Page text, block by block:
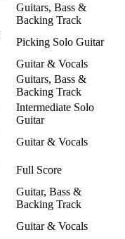
Guitars, Bass &
Backing Track
Picking Solo Guitar
Guitar & Vocals
Guitars, Bass &
Backing Track
Intermediate Solo
Guitar
Guitar & Vocals
Full Score
Guitar, Bass &
Backing Track
Guitar & Vocals